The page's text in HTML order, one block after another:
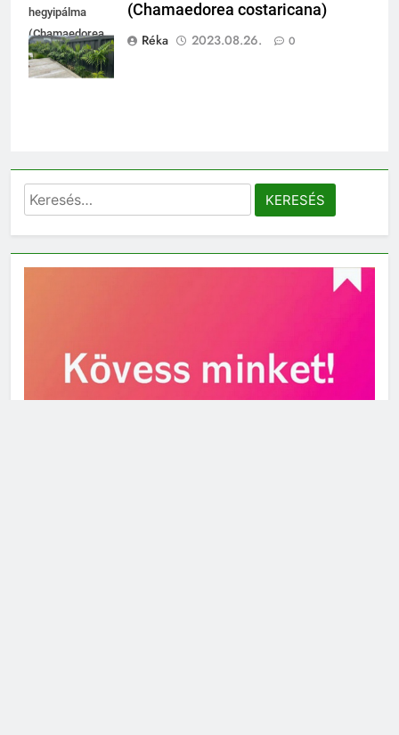
hegyipálma
(Chamaedorea
costaricana)
(Chamaedorea costaricana)
Réka
2023.08.26. 0
Keresés: